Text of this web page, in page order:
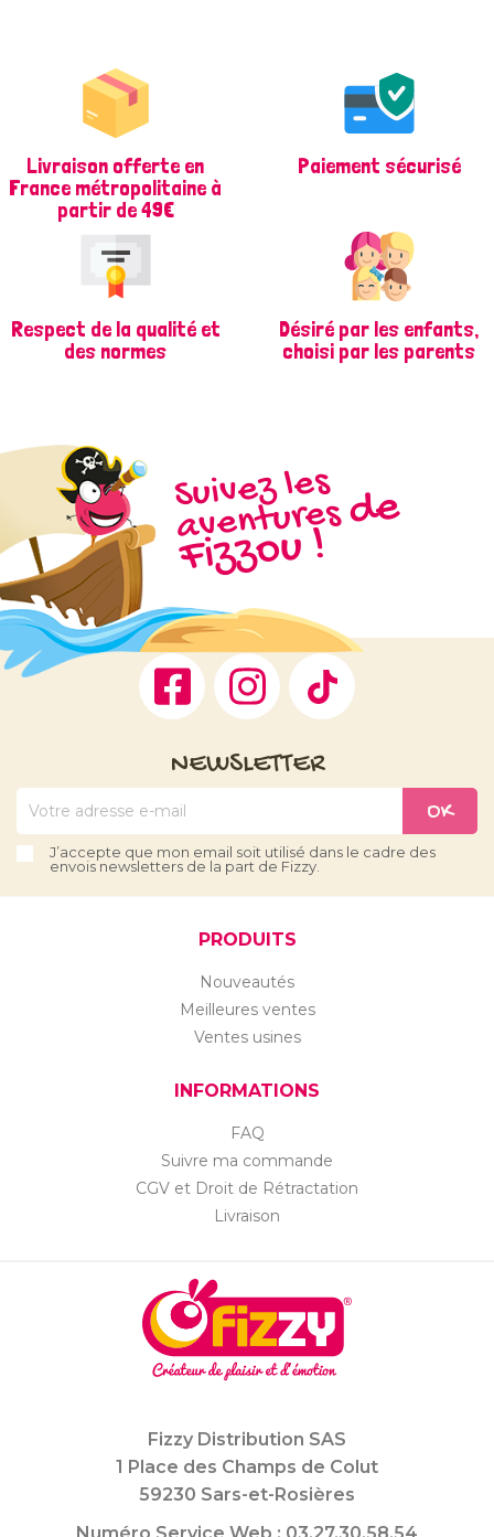
Livraison offerte en
France métropolitaine à
partir de 49€
Paiement sécurisé
Respect de la qualité et
des normes
Désiré par les enfants,
choisi par les parents
Facebook Instagram
Suivez les
aventuresd
e
Fizz
ou !
NEWSLETTER
J’accepte que mon email soit utilisé dans le cadre des
envois newsletters de la part de Fizzy.
PRODUITS
Nouveautés
Meilleures ventes
Ventes usines
INFORMATIONS
FAQ
Suivre ma commande
CGV et Droit de Rétractation
Livraison
Fizzy Distribution SAS
1 Place des Champs de Colut
59230 Sars-et-Rosières